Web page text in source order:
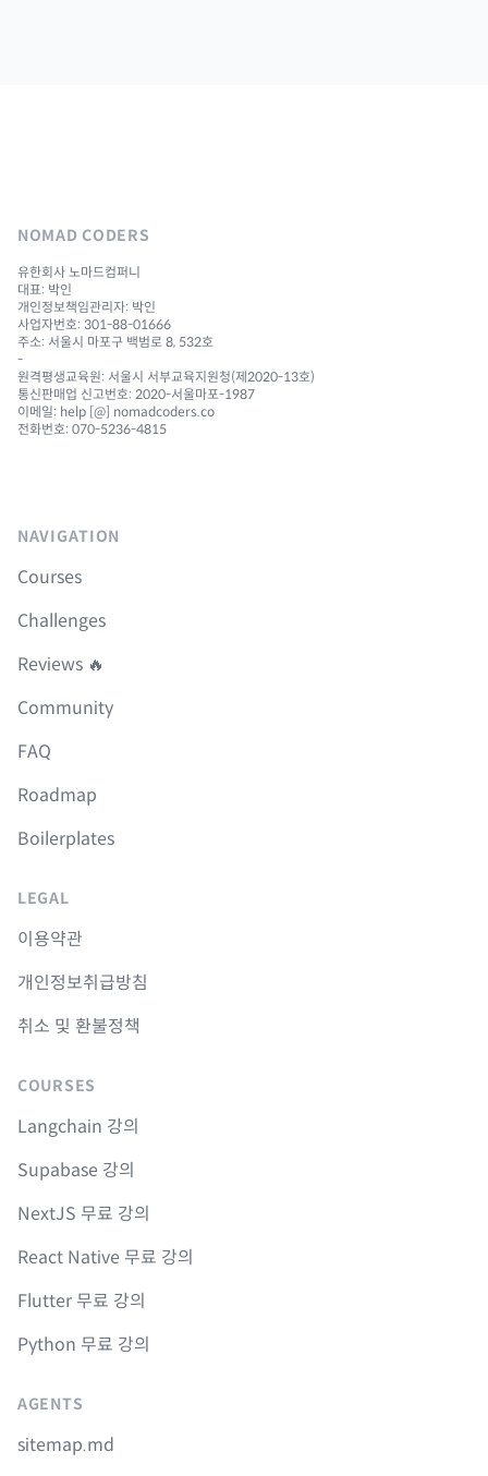
NOMAD CODERS
유한회사 노마드컴퍼니
대표: 박인
개인정보책임관리자: 박인
사업자번호: 301-88-01666
주소: 서울시 마포구 백범로 8, 532호
-
원격평생교육원: 서울시 서부교육지원청(제2020-13호)
통신판매업 신고번호: 2020-서울마포-1987
이메일: help [@] nomadcoders.co
전화번호: 070-5236-4815
NAVIGATION
Courses
Challenges
Reviews 🔥
Community
FAQ
Roadmap
Boilerplates
LEGAL
이용약관
개인정보취급방침
취소 및 환불정책
COURSES
Langchain 강의
Supabase 강의
NextJS 무료 강의
React Native 무료 강의
Flutter 무료 강의
Python 무료 강의
AGENTS
sitemap.md